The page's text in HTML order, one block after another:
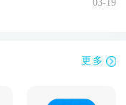
03-19
更多